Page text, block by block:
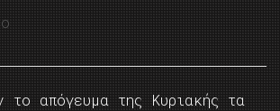
το απόγευμα της Κυριακής τα